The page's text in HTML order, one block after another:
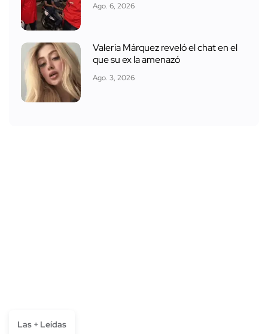
Ago. 6, 2026
Valeria Márquez reveló el chat en el
que su ex la amenazó
Ago. 3, 2026
Las + Leídas